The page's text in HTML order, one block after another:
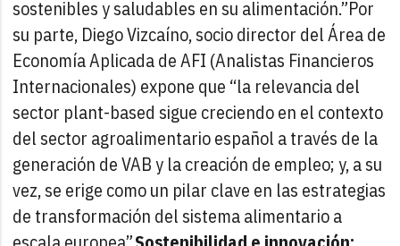
sostenibles y saludables en su alimentación.”Por
su parte, Diego Vizcaíno, socio director del Área de
Economía Aplicada de AFI (Analistas Financieros
Internacionales) expone que “la relevancia del
sector plant-based sigue creciendo en el contexto
del sector agroalimentario español a través de la
generación de VAB y la creación de empleo; y, a su
vez, se erige como un pilar clave en las estrategias
de transformación del sistema alimentario a